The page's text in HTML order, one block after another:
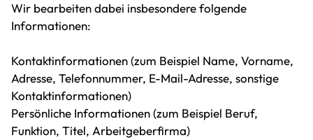
Wir bearbeiten dabei insbesondere folgende
Informationen:
Kontaktinformationen (zum Beispiel Name, Vorname,
Adresse, Telefonnummer, E-Mail-Adresse, sonstige
Kontaktinformationen)
Persönliche Informationen (zum Beispiel Beruf,
Funktion, Titel, Arbeitgeberfirma)